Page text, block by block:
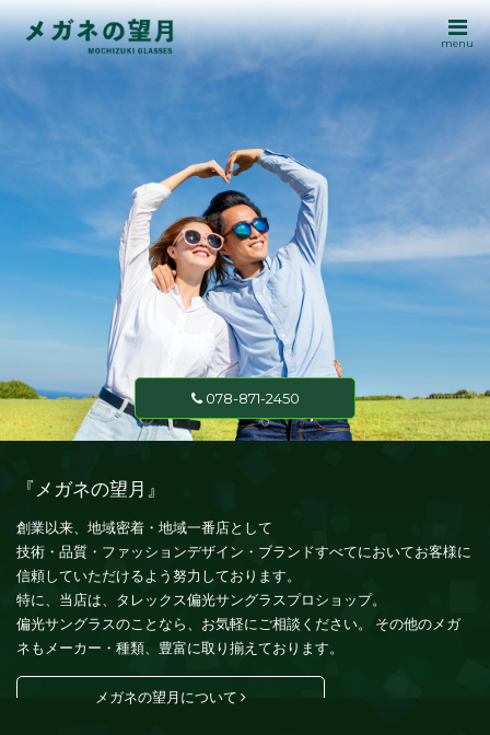
menu
078-871-2450
『メガネの望月』
創業以来、地域密着・地域一番店として
技術・品質・ファッションデザイン・ブランドすべてにおいてお客様に
信頼していただけるよう努力しております。
特に、当店は、タレックス偏光サングラスプロショップ。
偏光サングラスのことなら、お気軽にご相談ください。 その他のメガ
ネもメーカー・種類、豊富に取り揃えております。
メガネの望月について